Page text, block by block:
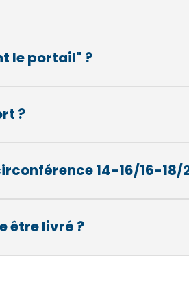
le portail" ?
?
14-16/16-18/
être livré ?